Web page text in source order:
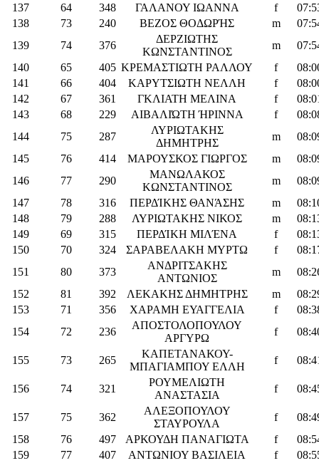
137 64 348 ΓΑΛΑΝΟΥ ΙΩΑΝΝΑ f
138
73 240 ΒΕΖΟΣ ΘΟΔΩΡΉΣ m
139
74 376
ΔΕΡΖΙΩΤΗΣ
ΚΩΝΣΤΑΝΤΙΝΟΣ
m
140
65 405 ΚΡΕΜΑΣΤΙΩΤΗ ΡΑΛΛΟΥ f
141
66 404 ΚΑΡΥΤΣΙΩΤΗ ΝΕΛΛΗ f
142
67 361 ΓΚΛΙΑΤΗ ΜΕΛΙΝΑ f
143
68 229 ΑΙΒΑΛΙΏΤΗ ΉΡΙΝΝΑ f
144
75 287
ΛΥΡΙΩΤΑΚΗΣ
ΔΗΜΗΤΡΗΣ
m
145
76 414 ΜΑΡΟΥΣΚΟΣ ΓΙΩΡΓΟΣ m
146
77 290
ΜΑΝΩΛΑΚΟΣ
ΚΩΝΣΤΑΝΤΙΝΟΣ
m
147
78 316 ΠΕΡΔΊΚΗΣ ΘΑΝΆΣΗΣ m
148
79 288 ΛΥΡΙΩΤΑΚΗΣ ΝΙΚΟΣ m
149
69 315 ΠΕΡΔΊΚΗ ΜΙΛΈΝΑ f
150
70 324 ΣΑΡΑΒΕΛΑΚΗ ΜΥΡΤΩ f
151
80 373
ΑΝΔΡΙΤΣΑΚΗΣ
ΑΝΤΩΝΙΟΣ
m
152
81 392 ΛΕΚΑΚΗΣ ΔΗΜΗΤΡΗΣ m
153
71 356 ΧΑΡΑΜΗ ΕΥΑΓΓΕΛΙΑ f
154
72 236
ΑΠΟΣΤΟΛΟΠΟΥΛΟΥ
ΑΡΓΥΡΩ
f
155 73 265
ΚΑΠΕΤΑΝΑΚΟΥ-
ΜΠΑΓΙΑΜΠΟΥ ΕΛΛΗ
f
156 74 321
ΡΟΥΜΕΛΙΩΤΗ
ΑΝΑΣΤΑΣΙΑ
f
157 75 362
ΑΛΕΞΟΠΟΥΛΟΥ
ΣΤΑΥΡΟΥΛΑ
f
158
76 497 ΑΡΚΟΥΔΗ ΠΑΝΑΓΙΩΤΑ f
159
77 407 ΑΝΤΩΝΙΟΥ ΒΑΣΙΛΕΙΑ f